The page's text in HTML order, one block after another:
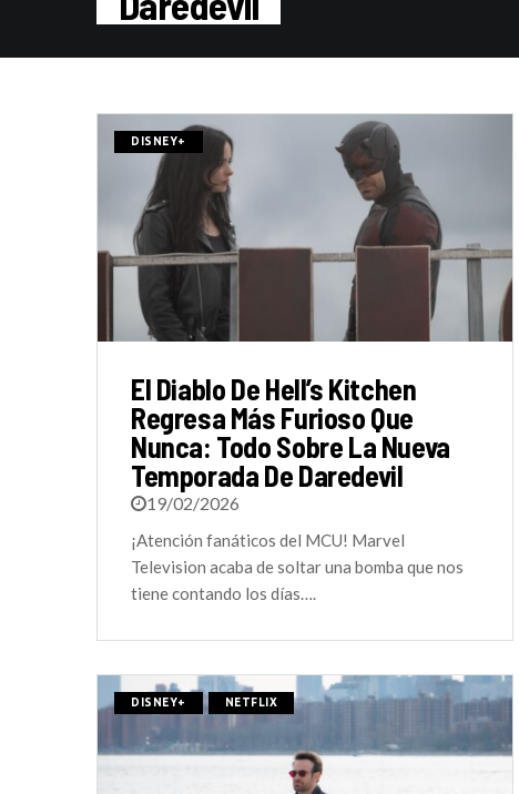
DISNEY+
El Diablo De Hell’s Kitchen
Regresa Más Furioso Que
Nunca: Todo Sobre La Nueva
Temporada De Daredevil
19/02/2026
¡Atención fanáticos del MCU! Marvel
Television acaba de soltar una bomba que nos
tiene contando los días….
DISNEY+ NETFLIX